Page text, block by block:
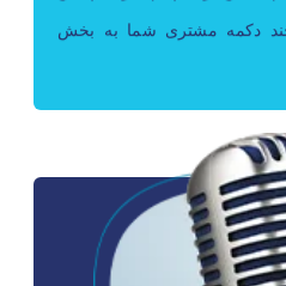
دکمه مشتری شما به بخش